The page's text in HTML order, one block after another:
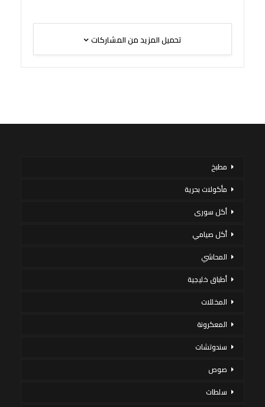
تحميل المزيد من المشاركات
مطبخ
مأكولات بحرية
أكل سورى
أكل صيامي
المحاشي
أطباق خليجية
المخللات
المعكرونة
سندوتشات
صوص
سلطات